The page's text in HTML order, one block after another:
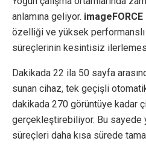
anlamına geliyor. imageFORCE
özelliği ve yüksek performanslı
süreçlerinin kesintisiz
Dakikada 22 ila 50 sayfa
sunan cihaz, tek geçişli
dakikada 270 görüntüye kadar
gerçekleştirebiliyor. Bu sayede
süreçleri daha kısa sürede